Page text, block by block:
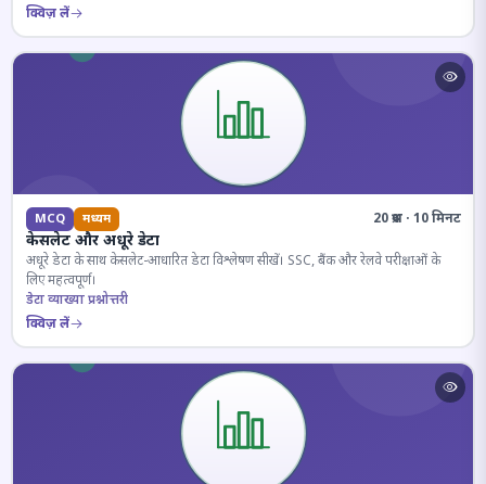
क्विज़ लें
MCQ मध्यम 20 प्रश्न · 10 मिनट
केसलेट और अधूरे डेटा
अधूरे डेटा के साथ केसलेट-आधारित डेटा विश्लेषण सीखें। SSC, बैंक और रेलवे परीक्षाओं के
लिए महत्वपूर्ण।
डेटा व्याख्या प्रश्नोत्तरी
क्विज़ लें